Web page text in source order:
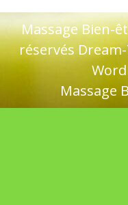
Massage Bien-
réservés
Massage